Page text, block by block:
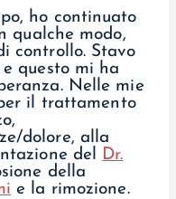
ho continuato
qualche modo,
controllo. Stavo
questo mi ha
Nelle mie
il trattamento
dolore, alla
del Dr.
della
e la rimozione.